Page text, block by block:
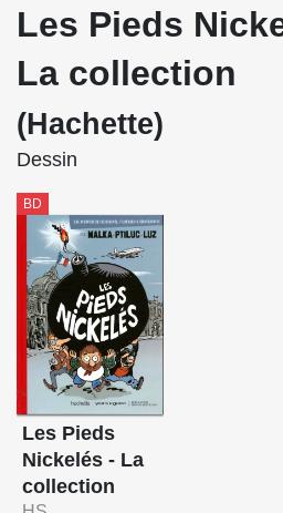
Les Pieds
La collection
(Hachette)
Dessin
BD
Les Pieds
Nickelés - La
collection